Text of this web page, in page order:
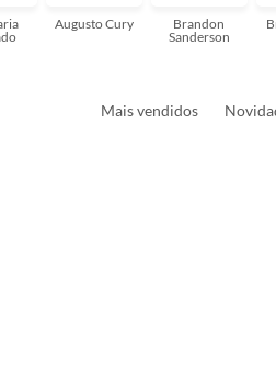
Augusto Cury
Brandon
Sanderson
Mais vendidos